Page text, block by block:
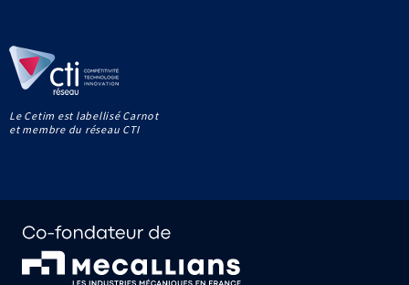
Le Cetim est labellisé Carnot
et membre du réseau CTI